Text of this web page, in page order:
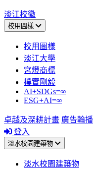
淡江校徽
校用圖樣
校用圖樣
淡江大學
宮燈商標
樸實剛毅
AI+SDGs=∞
ESG+AI=∞
卓越及深耕計畫 廣告輪播
登入
淡水校園建築物
淡水校園建築物